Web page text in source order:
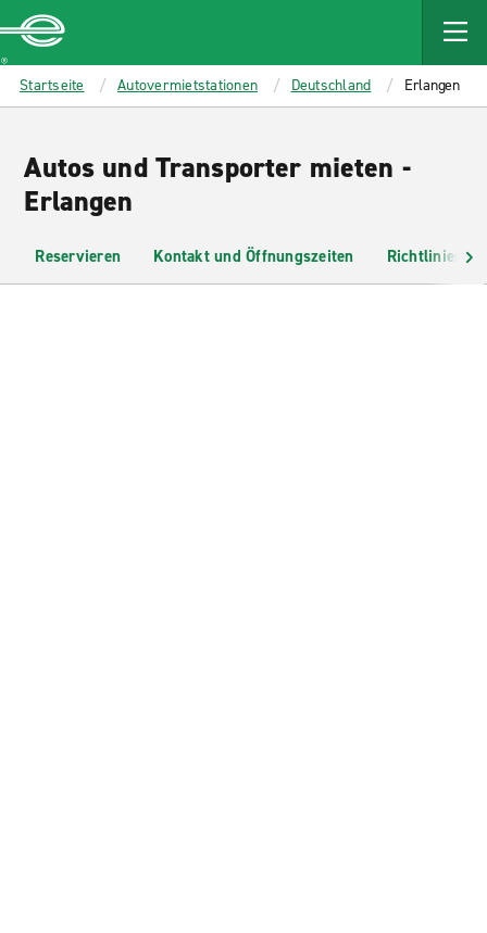
MAIN
CONTENT
Enterprise
Startseite Autovermietstationen Deutschland Erlangen
Autos und Transporter mieten -
Erlangen
Reservieren Kontakt und Öffnungszeiten Richtlinien